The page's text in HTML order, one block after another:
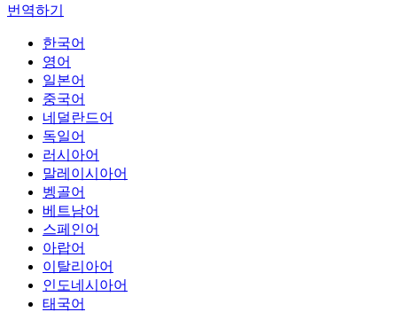
번역하기
한국어
영어
일본어
중국어
네덜란드어
독일어
러시아어
말레이시아어
벵골어
베트남어
스페인어
아랍어
이탈리아어
인도네시아어
태국어